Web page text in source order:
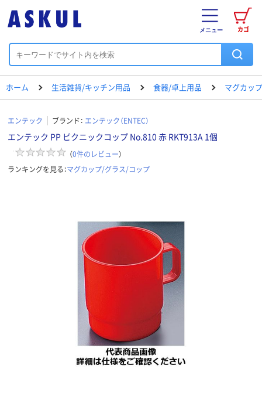
カゴ
メニュー
ホーム 生活雑貨/キッチン用品 食器/卓上用品 マグカッ
エンテック ブランド： エンテック（ENTEC）
エンテック PP ピクニックコップ No.810 赤 RKT913A 1個
（0件のレビュー）
ランキングを見る：マグカップ/グラス/コップ